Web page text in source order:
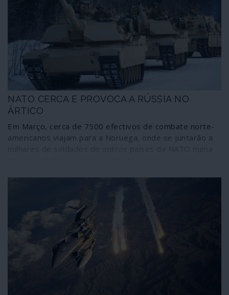
NATO CERCA E PROVOCA A RÚSSIA NO
ÁRTICO
Em Março, cerca de 7500 efectivos de combate norte-
americanos viajam para a Noruega, onde se juntarão a
multinacionais conjuntos num cenário de combate de
alta intensidade em exigentes condições de Inverno”,
explicam os militares noruegueses. À primeira vista
parece ser mais um dos jogos de guerra da NATO mas,
pensando melhor, o Cold Response 2020 nada tem de
comum. Em primeiro lugar, é encenado acima do Círculo
Polar Ártico, longe de qualquer anterior campo de